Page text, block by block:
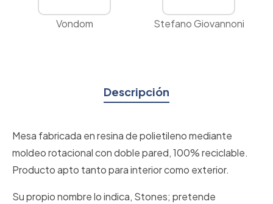
Vondom Stefano Giovannoni
Descripción
Mesa fabricada en resina de polietileno mediante
moldeo rotacional con doble pared, 100% reciclable.
Producto apto tanto para interior como exterior.
Su propio nombre lo indica, Stones; pretende